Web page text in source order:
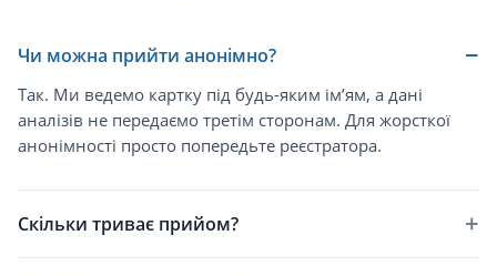
Чи можна прийти анонімно?
Так. Ми ведемо картку під будь-яким ім’ям, а дані
аналізів не передаємо третім сторонам. Для жорсткої
анонімності просто попередьте реєстратора.
Скільки триває прийом?